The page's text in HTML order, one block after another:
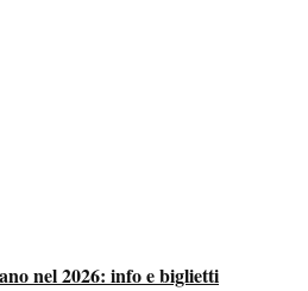
nel 2026: info e biglietti